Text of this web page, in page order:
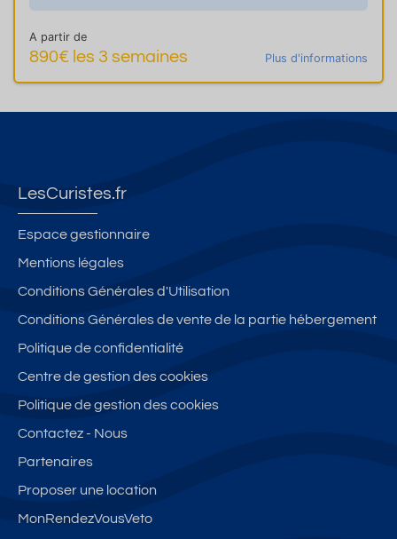
A partir de
890€ les 3 semaines Plus d'informations
LesCuristes.fr
Espace gestionnaire
Mentions légales
Conditions Générales d'Utilisation
Conditions Générales de vente de la partie hébergement
Politique de confidentialité
Centre de gestion des cookies
Politique de gestion des cookies
Contactez - Nous
Partenaires
Proposer une location
MonRendezVousVeto